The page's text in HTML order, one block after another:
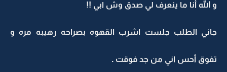
و الله أنا ما ينعرف لي صدق وش ابي !!
جاني الطلب جلست اشرب القهوه بصراحه رهيبه مره و
تفوق أحس اني من جد فوقت .